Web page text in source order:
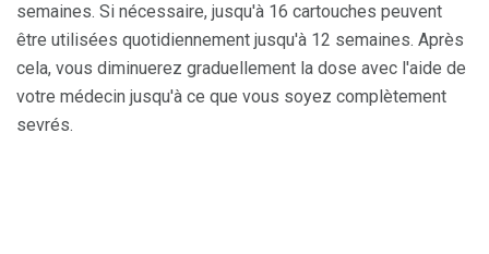
semaines. Si nécessaire, jusqu'à 16 cartouches peuvent
être utilisées quotidiennement jusqu'à 12 semaines. Après
cela, vous diminuerez graduellement la dose avec l'aide de
votre médecin jusqu'à ce que vous soyez complètement
sevrés.